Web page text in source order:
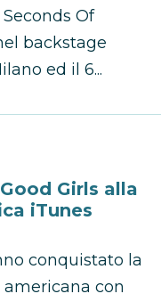
Of
backstage
ed il 6...
Girls alla
iTunes
conquistato la
con